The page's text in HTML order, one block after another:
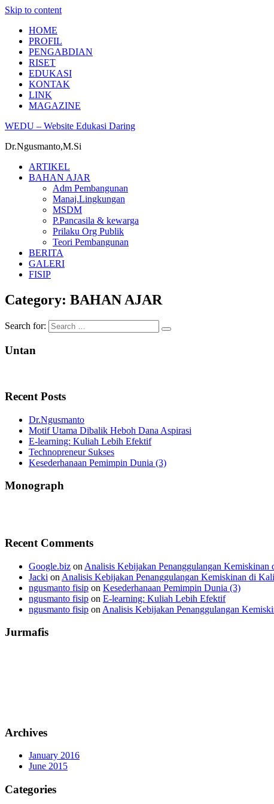
Skip to content
HOME
PROFIL
PENGABDIAN
RISET
EDUKASI
KONTAK
LINK
MAGAZINE
WEDU – Website Edukasi Daring
Dr.Ngusmanto,M.Si
ARTIKEL
BAHAN AJAR
Adm Pembangunan
Manaj.Lingkungan
MSDM
P.Pancasila & kewarga
Prilaku Org Publik
Teori Pembangunan
BERITA
GALERI
FISIP
Category: BAHAN AJAR
Search for:
Untan
Recent Posts
Dr.Ngusmanto
Motif Utama Dibalik Heboh Dana Aspirasi
E-learning: Kuliah Lebih Efektif
Technopreneur Sukses
Kesederhanaan Pemimpin Dunia (3)
Monograph
Recent Comments
Google.biz on Analisis Kebijakan Penanggulangan Kemiskinan
Jacki on Analisis Kebijakan Penanggulangan Kemiskinan di
ngusmanto fisip on Kesederhanaan Pemimpin Dunia (3)
ngusmanto fisip on E-learning: Kuliah Lebih Efektif
ngusmanto fisip on Analisis Kebijakan Penanggulangan
Jurmafis
Archives
January 2016
June 2015
Categories